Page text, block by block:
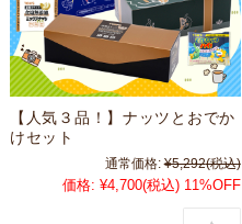
【人気３品！】ナッツとおでか
けセット
通常価格: ¥5,292(税込)
価格: ¥4,700(税込) 11%OFF